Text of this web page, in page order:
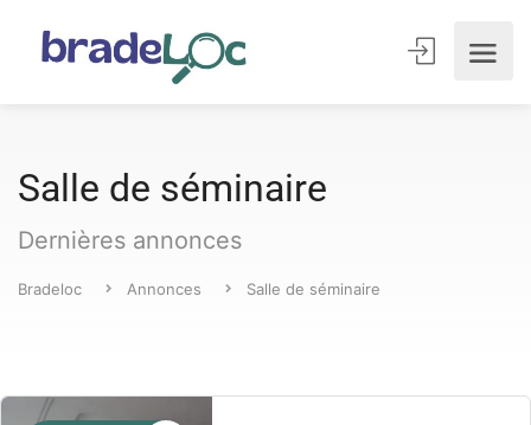
Salle de séminaire
Dernières annonces
Bradeloc Annonces Salle de séminaire